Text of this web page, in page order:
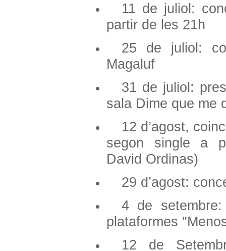
11 de juliol:
partir de les 21h
25 de juliol:
Magaluf
31 de juliol:
sala Dime que me
12 d’agost,
segon single a
David Ordinas)
29 d’agost:
4 de
plataformes
12 de